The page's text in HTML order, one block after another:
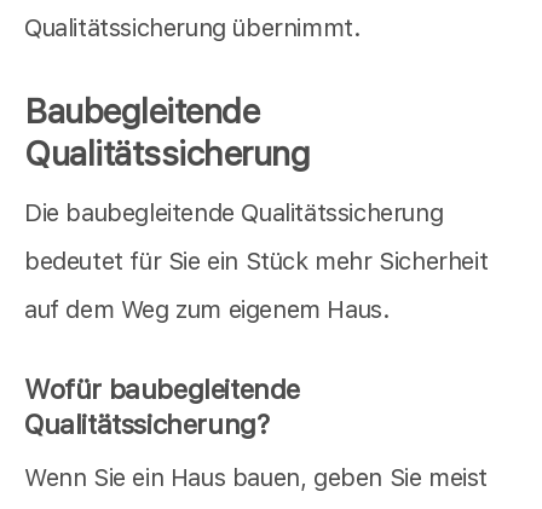
Qualitätssicherung übernimmt.
Baubegleitende
Qualitätssicherung
Die baubegleitende Qualitätssicherung
bedeutet für Sie ein Stück mehr Sicherheit
auf dem Weg zum eigenem Haus.
Wofür baubegleitende
Qualitätssicherung?
Wenn Sie ein Haus bauen, geben Sie meist